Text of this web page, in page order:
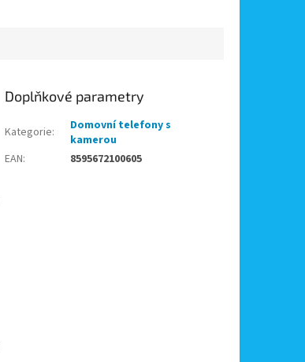
Doplňkové parametry
Kategorie:
Domovní telefony s
kamerou
EAN: 8595672100605